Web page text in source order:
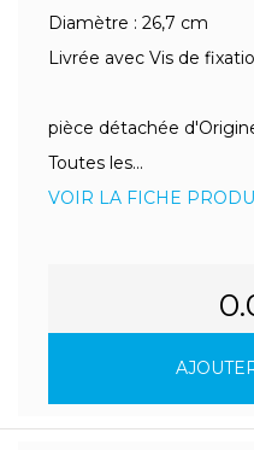
Diamètre : 26,7 cm
Livrée avec Vis de
pièce détachée
Toutes les...
VOIR LA FICHE